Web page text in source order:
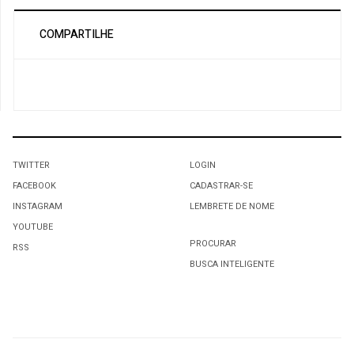
COMPARTILHE
TWITTER
FACEBOOK
INSTAGRAM
YOUTUBE
RSS
LOGIN
CADASTRAR-SE
LEMBRETE DE NOME
PROCURAR
BUSCA INTELIGENTE